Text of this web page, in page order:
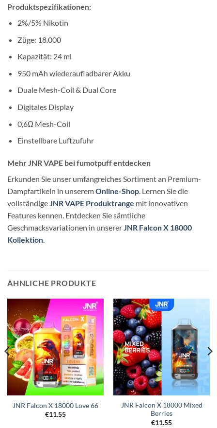
Produktspezifikationen:
2%/5% Nikotin
Züge: 18.000
Kapazität: 24 ml
950 mAh wiederaufladbarer Akku
Duale Mesh-Coil & Dual Core
Digitales Display
0,6Ω Mesh-Coil
Einstellbare Luftzufuhr
Mehr JNR VAPE bei fumotpuff entdecken
Erkunden Sie unser umfangreiches Sortiment an Premium-
Dampfartikeln in unseremOnline-Shop. Lernen Sie die
vollständigeJNR VAPE Produktrange mit innovativen
Features kennen. Entdecken Sie sämtliche
Geschmacksvariationen in unsererJNR Falcon X 18000
Kollektion.
ÄHNLICHE PRODUKTE
JNR Falcon X 18000 Love 66
€11.55
JNR Falcon X 18000 Mixed
Berries
€11.55